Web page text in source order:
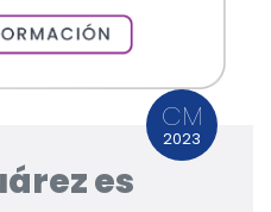
CM
2023
es